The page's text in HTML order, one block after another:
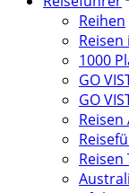
Reihen
1000
GO
GO
Reisen
Reisen